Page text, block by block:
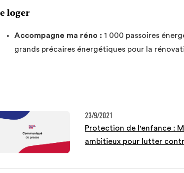
loger
Accompagne ma réno : 1 000 passoires
grands précaires énergétiques pour la
23/9/2021
Protection de l'enfance :
ambitieux pour lutter